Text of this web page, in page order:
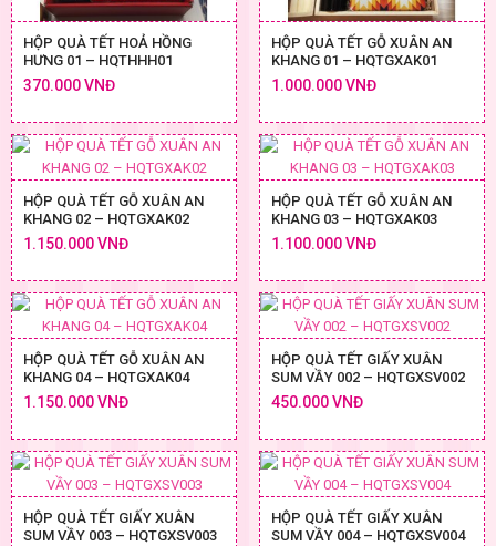
HỘP QUÀ TẾT HOẢ HỒNG
HƯNG 01 – HQTHHH01
370.000 VNĐ
HỘP QUÀ TẾT GỖ XUÂN AN
KHANG 01 – HQTGXAK01
1.000.000 VNĐ
HỘP QUÀ TẾT GỖ XUÂN AN
KHANG 02 – HQTGXAK02
1.150.000 VNĐ
HỘP QUÀ TẾT GỖ XUÂN AN
KHANG 03 – HQTGXAK03
1.100.000 VNĐ
HỘP QUÀ TẾT GỖ XUÂN AN
KHANG 04 – HQTGXAK04
1.150.000 VNĐ
HỘP QUÀ TẾT GIẤY XUÂN
SUM VẦY 002 – HQTGXSV002
450.000 VNĐ
HỘP QUÀ TẾT GIẤY XUÂN
SUM VẦY 003 – HQTGXSV003
HỘP QUÀ TẾT GIẤY XUÂN
SUM VẦY 004 – HQTGXSV004